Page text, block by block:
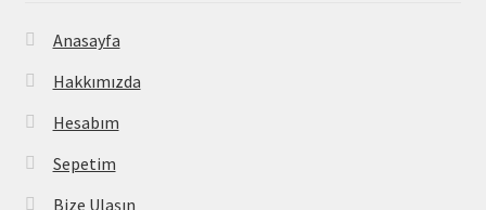
Anasayfa
Hakkımızda
Hesabım
Sepetim
Bize Ulaşın